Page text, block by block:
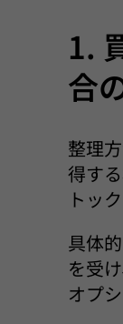
1.
合
整理
得す
トッ
具体
を受
オプ